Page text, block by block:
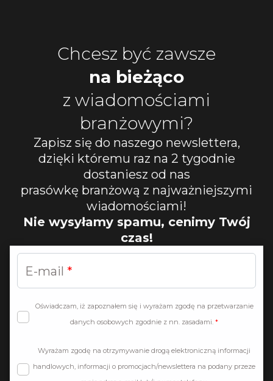
Chcesz być zawsze
na bieżąco
z wiadomościami
branżowymi?
Zapisz się do naszego newslettera,
dzięki któremu raz na 2 tygodnie
dostaniesz od nas
prasówkę branżową z najważniejszymi
wiadomościami!
Nie wysyłamy spamu, cenimy Twój
czas!
E-mail
Oświadczam, iż zapoznałem się i wyrażam zgodę na przetwarzanie
danych osobowych zgodnie z nn. zasadami.
Wyrażam zgodę na otrzymywanie drogą elektroniczną informacji
handlowych, informacji o promocjach/newslettera na podany przeze